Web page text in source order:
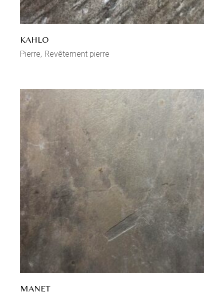
KAHLO
Pierre Revêtement pierre
MANET